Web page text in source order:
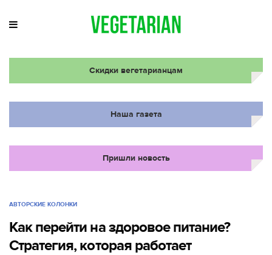
Скидки вегетарианцам
Наша газета
Пришли новость
АВТОРСКИЕ КОЛОНКИ
Как перейти на здоровое питание?
Стратегия, которая работает